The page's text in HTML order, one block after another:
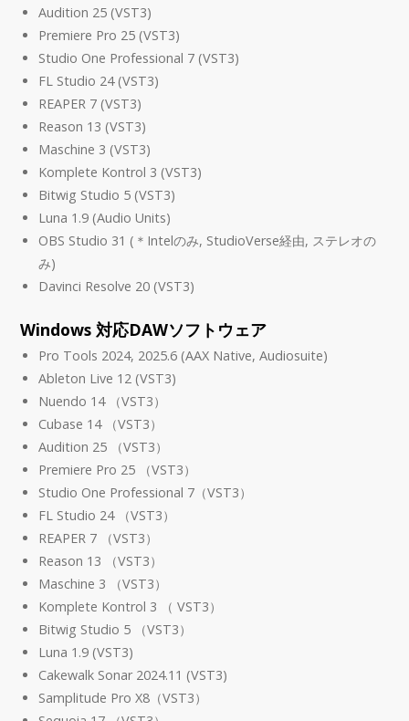
Audition 25 (VST3)
Premiere Pro 25 (VST3)
Studio One Professional 7 (VST3)
FL Studio 24 (VST3)
REAPER 7 (VST3)
Reason 13 (VST3)
Maschine 3 (VST3)
Komplete Kontrol 3 (VST3)
Bitwig Studio 5 (VST3)
Luna 1.9 (Audio Units)
OBS Studio 31 (＊Intelのみ, StudioVerse経由, ステレオの
み)
Davinci Resolve 20 (VST3)
Windows 対応DAWソフトウェア
Pro Tools 2024, 2025.6 (AAX Native, Audiosuite)
Ableton Live 12 (VST3)
Nuendo 14 （VST3）
Cubase 14 （VST3）
Audition 25 （VST3）
Premiere Pro 25 （VST3）
Studio One Professional 7（VST3）
FL Studio 24 （VST3）
REAPER 7 （VST3）
Reason 13 （VST3）
Maschine 3 （VST3）
Komplete Kontrol 3 （ VST3）
Bitwig Studio 5 （VST3）
Luna 1.9 (VST3)
Cakewalk Sonar 2024.11 (VST3)
Samplitude Pro X8（VST3）